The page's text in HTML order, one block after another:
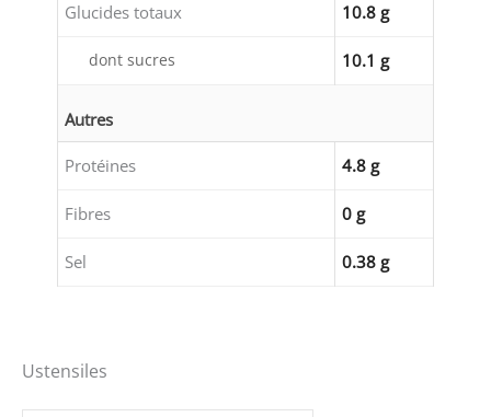
Glucides totaux 10.8 g
dont sucres 10.1 g
Autres
Protéines 4.8 g
Fibres 0 g
Sel 0.38 g
Ustensiles